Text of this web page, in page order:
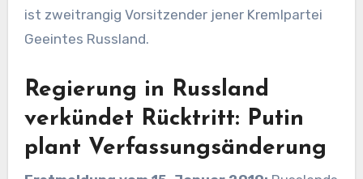
ist zweitrangig Vorsitzender jener Kremlpartei
Geeintes Russland.
Regierung in Russland
verkündet Rücktritt: Putin
plant Verfassungsänderung